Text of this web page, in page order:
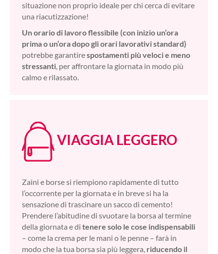
situazione non proprio ideale per chi cerca di evitare
una riacutizzazione!
Un orario di lavoro flessibile (con inizio un’ora
prima o un’ora dopo gli orari lavorativi standard)
potrebbe garantirespostamenti più veloci e meno
stressanti, per affrontare la giornata in modo più
calmo e rilassato.
VIAGGIA LEGGERO
Zaini e borse si riempiono rapidamente di tutto
l’occorrente per la giornata e in breve si ha la
sensazione di trascinare un sacco di cemento!
Prendere l’abitudine di svuotare la borsa al termine
della giornata e di tenere solo le cose indispensabili
– come la crema per le mani o le penne – farà in
modo che la tua borsa sia più leggera, riducendo il